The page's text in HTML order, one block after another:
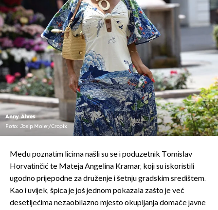
Anny Alves
Foto: Josip Moler/Cropix
Među poznatim licima našli su se i poduzetnik Tomislav
Horvatinčić te Mateja Angelina Kramar, koji su iskoristili
ugodno prijepodne za druženje i šetnju gradskim središtem.
Kao i uvijek, špica je još jednom pokazala zašto je već
desetljećima nezaobilazno mjesto okupljanja domaće javne